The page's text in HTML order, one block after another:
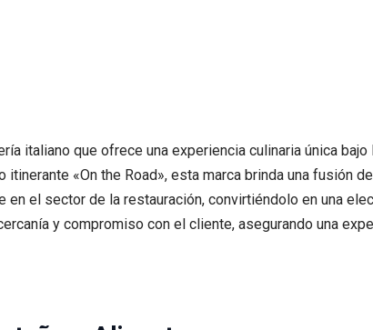
italiano que ofrece una experiencia culinaria única bajo
«On the Road», esta marca brinda una fusión
el sector de la restauración, convirtiéndolo en una
y compromiso con el cliente, asegurando una